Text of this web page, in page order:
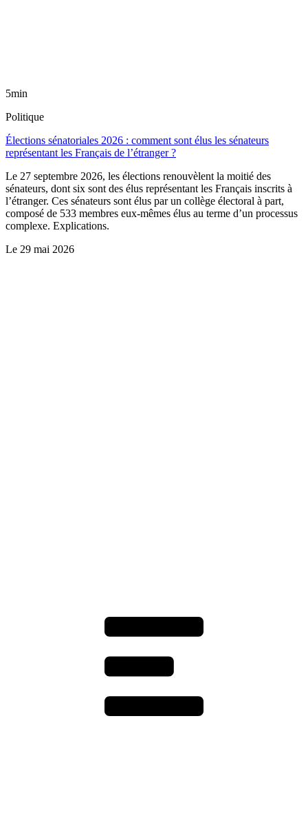
5min
Politique
Élections sénatoriales 2026 : comment sont élus les sénateurs
représentant les Français de l’étranger ?
Le 27 septembre 2026, les élections renouvèlent la moitié des
sénateurs, dont six sont des élus représentant les Français inscrits à
l’étranger. Ces sénateurs sont élus par un collège électoral à part,
composé de 533 membres eux-mêmes élus au terme d’un processus
complexe. Explications.
Le 29 mai 2026